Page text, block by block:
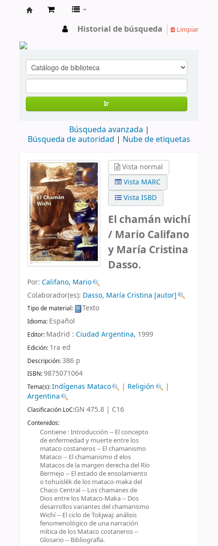
Historial de búsqueda Limpiar
Ir
Búsqueda avanzada
Búsqueda de autoridad
Nube de etiquetas
Vista normal
Vista MARC
Vista ISBD
El chamán wichí
/ Mario Califano
y María Cristina
Dasso.
Por: Califano, Mario
Colaborador(es): Dasso, María Cristina [autor]
Tipo de material: Texto
Idioma: Español
Editor: Madrid : Ciudad Argentina, 1999
Edición: 1ra ed
Descripción:386 p
ISBN:9875071064
Tema(s):Indígenas Mataco | Religión
|
Argentina
Clasificación LoC:GN 475.8 | C16
Contenidos:
Contiene : Introducción -- El concepto
de enfermedad y muerte entre los
mataco costaneros -- El chamanismo
Mataco -- El chamanismo d elos
Matacos de la margen derecha del Río
Bermejo -- El estado de ensolamiento
o tohuislék de los mataco-maka del
Chaco Central -- Los chamanes de
Dios entre los Mataco-Maka -- Dos
desarrollos variantes del chamanismo
Wichí -- El ciclo de Tokjwaj: análisis
fenomenológico de una narración
mítica de los Mataco costaneros --
Glosario -- Bibliografía.